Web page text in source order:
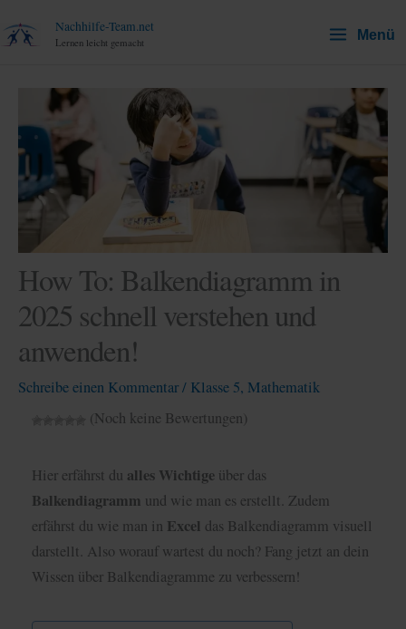
Inhalt
Nachhilfe-Team.net
Lernen leicht gemacht Menü
How To: Balkendiagramm in
2025 schnell verstehen und
anwenden!
Schreibe einen Kommentar/ Klasse 5, Mathematik
(Noch keine Bewertungen)
Hier erfährst du alles Wichtige über das
Balkendiagramm und wie man es erstellt. Zudem
erfährst du wie man in Excel das Balkendiagramm visuell
darstellt. Also worauf wartest du noch? Fang jetzt an dein
Wissen über Balkendiagramme zu verbessern!